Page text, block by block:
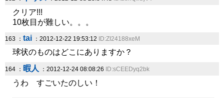
クリア!!!
10枚目が難しい。。。
163 ： tai ：2012-12-22 19:53:12 ID:ZI24188xeM
球状のものはどこにありますか？
164 ： 暇人 ：2012-12-24 08:08:26 ID:sCEEDyq2bk
うわ すごいたのしい！